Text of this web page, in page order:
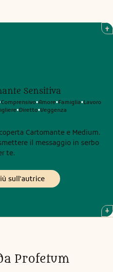
Sensitiva
Comprensivo•Amore•Famiglia•Lavoro
•Diretto•Veggenza
Cartomante e Medium.
il messaggio in serbo
te.
sull'autrice
Profetum